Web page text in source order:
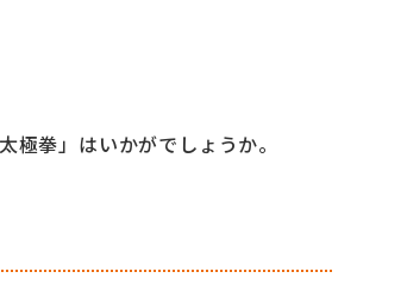
拳」はいかがでしょうか。